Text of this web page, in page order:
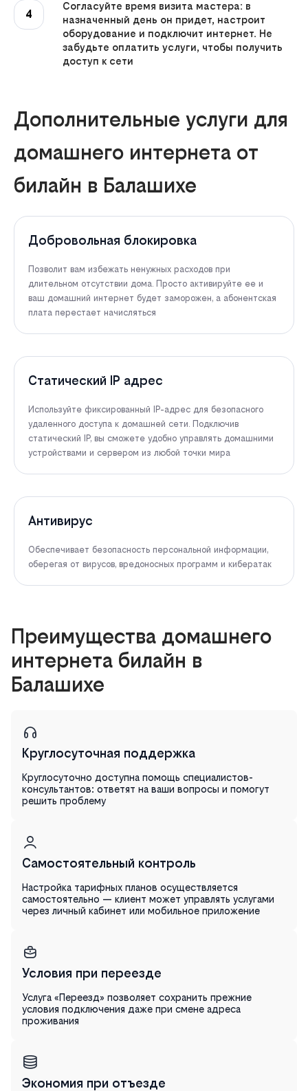
4
Согласуйте время визита мастера: в
назначенный день он придет, настроит
оборудование и подключит интернет. Не
забудьте оплатить услуги, чтобы получить
доступ к сети
Дополнительные услуги для
домашнего интернета от
билайн в Балашихе
Добровольная блокировка
Позволит вам избежать ненужных расходов при
длительном отсутствии дома. Просто активируйте ее и
ваш домашний интернет будет заморожен, а абонентская
плата перестает начисляться
Статический IP адрес
Используйте фиксированный IP-адрес для безопасного
удаленного доступа к домашней сети. Подключив
статический IP, вы сможете удобно управлять домашними
устройствами и сервером из любой точки мира
Антивирус
Обеспечивает безопасность персональной информации,
оберегая от вирусов, вредоносных программ и кибератак
Преимущества домашнего
интернета билайн в
Балашихе
Круглосуточная поддержка
Круглосуточно доступна помощь специалистов-
консультантов: ответят на ваши вопросы и помогут
решить проблему
Самостоятельный контроль
Настройка тарифных планов осуществляется
самостоятельно — клиент может управлять услугами
через личный кабинет или мобильное приложение
Условия при переезде
Услуга «Переезд» позволяет сохранить прежние
условия подключения даже при смене адреса
проживания
Экономия при отъезде